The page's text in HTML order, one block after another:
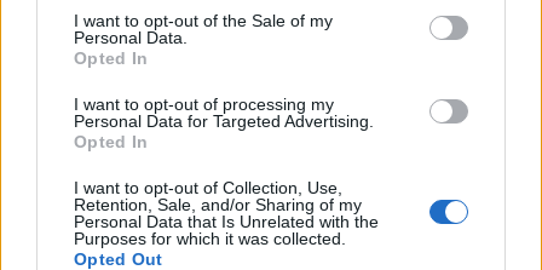
I want to opt-out of the Sale of my
Personal Data.
Opted In
I want to opt-out of processing my
Personal Data for Targeted Advertising.
Opted In
I want to opt-out of Collection, Use,
Retention, Sale, and/or Sharing of my
Personal Data that Is Unrelated with the
Purposes for which it was collected.
Opted Out